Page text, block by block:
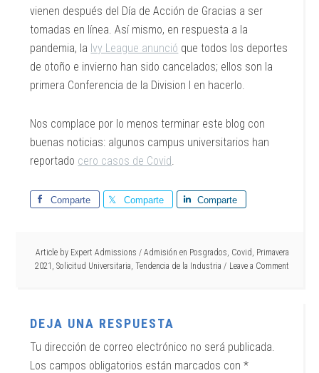
vienen después del Día de Acción de Gracias a ser
tomadas en línea. Así mismo, en respuesta a la
pandemia, la Ivy League anunció que todos los deportes
de otoño e invierno han sido cancelados; ellos son la
primera Conferencia de la Division I en hacerlo.
Nos complace por lo menos terminar este blog con
buenas noticias: algunos campus universitarios han
reportado cero casos de Covid.
Comparte Comparte Comparte
Article by Expert Admissions / Admisión en Posgrados, Covid, Primavera
2021 , Solicitud Universitaria, Tendencia de la Industria Leave a Comment
DEJA UNA RESPUESTA
Tu dirección de correo electrónico no será publicada.
Los campos obligatorios están marcados con*